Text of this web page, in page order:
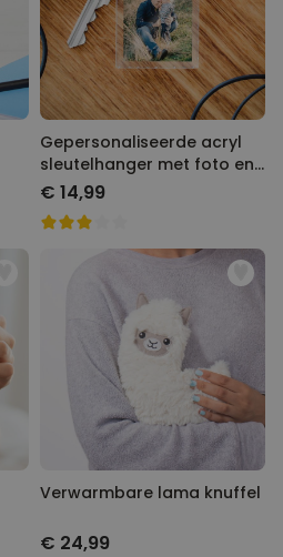
Gepersonaliseerde acryl
sleutelhanger met foto en
tekst
€ 14,99
Verwarmbare lama knuffel
€ 24,99